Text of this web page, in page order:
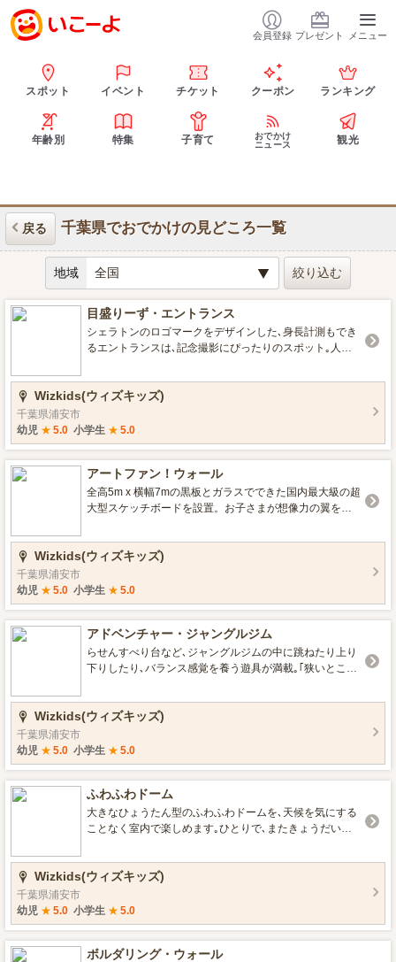
会員登録 プレゼント メニュー
スポット イベント チケット クーポン ランキング
年齢別 特集 子育て
おでかけ
ニュース
観光
戻る 千葉県でおでかけの見どころ一覧
地域
目盛りーず・エントランス
シェラトンのロゴマークをデザインした､身長計測もでき
るエントランスは､記念撮影にぴったりのスポット｡人工
しめます｡
Wizkids(ウィズキッズ)
千葉県浦安市
幼児 ★ 5.0 小学生 ★ 5.0
アートファン！ウォール
全高5m x 横幅7mの黒板とガラスでできた国内最大級の超
大型スケッチボードを設置。お子さまが想像力の翼を広
Wizkids(ウィズキッズ)
千葉県浦安市
幼児 ★ 5.0 小学生 ★ 5.0
アドベンチャー・ジャングルジム
らせんすべり台など､ジャングルジムの中に跳ねたり上り
下りしたり､バランス感覚を養う遊具が満載｡｢狭いところ
ます｡
Wizkids(ウィズキッズ)
千葉県浦安市
幼児 ★ 5.0 小学生 ★ 5.0
ふわふわドーム
大きなひょうたん型のふわふわドームを､天候を気にする
ことなく室内で楽しめます｡ひとりで､またきょうだいや
ます｡
Wizkids(ウィズキッズ)
千葉県浦安市
幼児 ★ 5.0 小学生 ★ 5.0
ボルダリング・ウォール